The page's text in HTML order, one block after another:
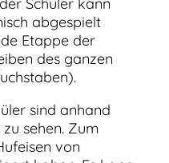
abgespielt
Etappe der
des ganzen
sind anhand
sehen. Zum
von